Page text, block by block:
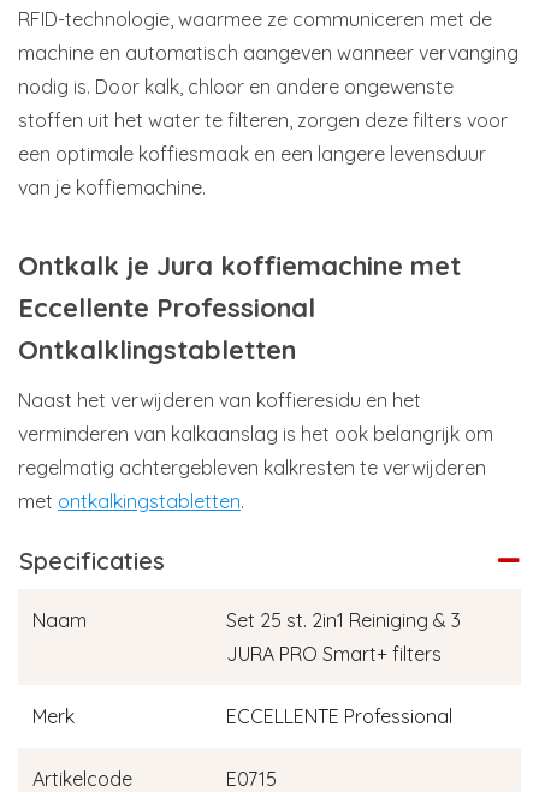
RFID-technologie, waarmee ze communiceren met de
machine en automatisch aangeven wanneer vervanging
nodig is. Door kalk, chloor en andere ongewenste
stoffen uit het water te filteren, zorgen deze filters voor
een optimale koffiesmaak en een langere levensduur
van je koffiemachine.
Ontkalk je Jura koffiemachine met
Eccellente Professional
Ontkalklingstabletten
Naast het verwijderen van koffieresidu en het
verminderen van kalkaanslag is het ook belangrijk om
regelmatig achtergebleven kalkresten te verwijderen
met ontkalkingstabletten.
Specificaties
Naam
Set 25 st. 2in1 Reiniging & 3
JURA PRO Smart+ filters
Merk ECCELLENTE Professional
Artikelcode E0715